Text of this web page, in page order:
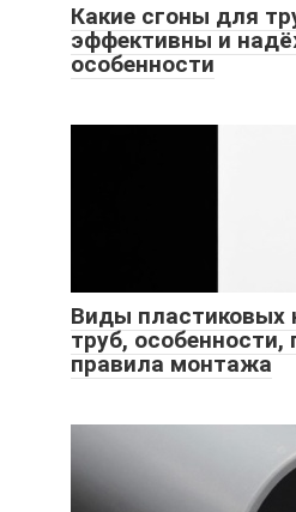
Какие сгоны для
эффективны и
особенности
Виды пластиковых
труб,
правила монтажа